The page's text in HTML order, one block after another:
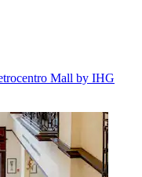
Mall by IHG